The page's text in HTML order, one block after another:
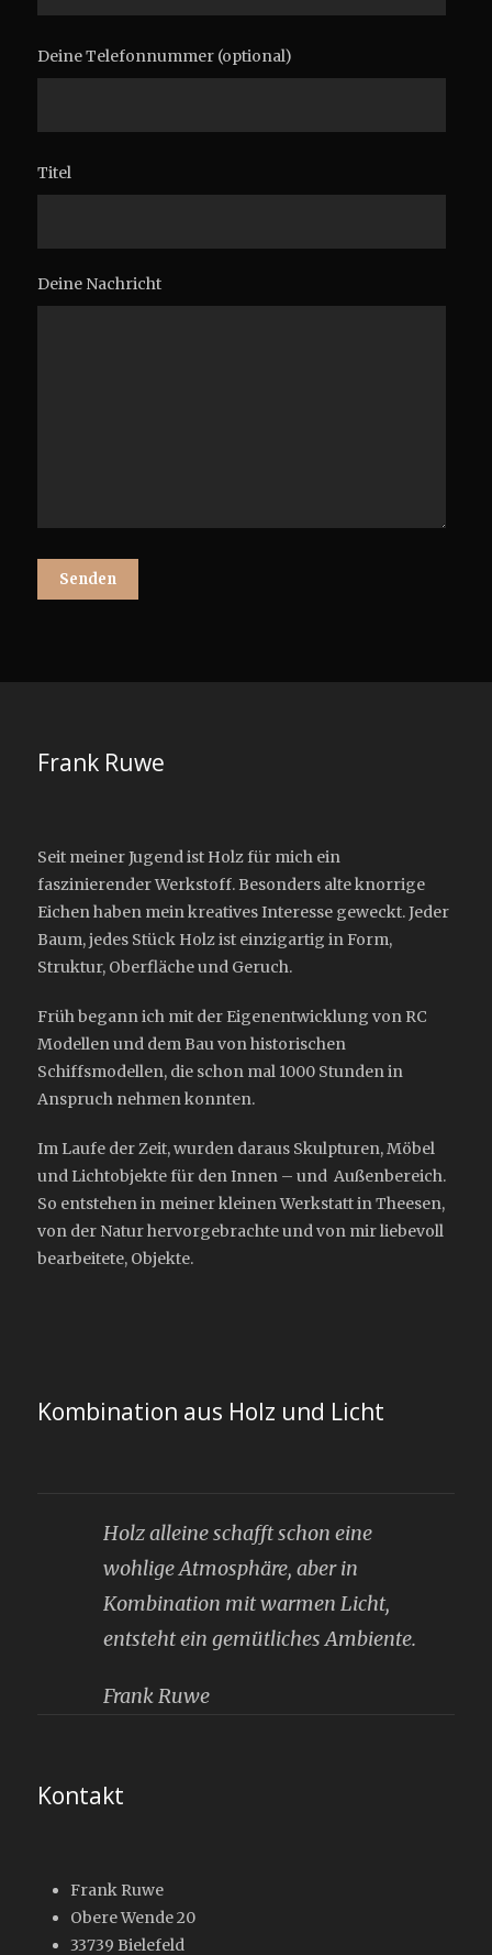
Deine Telefonnummer (optional)
Titel
Deine Nachricht
Frank Ruwe
Seit meiner Jugend ist Holz für mich ein
faszinierender Werkstoff. Besonders alte knorrige
Eichen haben mein kreatives Interesse geweckt. Jeder
Baum, jedes Stück Holz ist einzigartig in Form,
Struktur, Oberfläche und Geruch.
Früh begann ich mit der Eigenentwicklung von RC
Modellen und dem Bau von historischen
Schiffsmodellen, die schon mal 1000 Stunden in
Anspruch nehmen konnten.
Im Laufe der Zeit, wurden daraus Skulpturen, Möbel
und Lichtobjekte für den Innen – und Außenbereich.
So entstehen in meiner kleinen Werkstatt in Theesen,
von der Natur hervorgebrachte und von mir liebevoll
bearbeitete, Objekte.
Kombination aus Holz und Licht
Holz alleine schafft schon eine
wohlige Atmosphäre, aber in
Kombination mit warmen Licht,
entsteht ein gemütliches Ambiente.
Frank Ruwe
Kontakt
Frank Ruwe
Obere Wende 20
33739 Bielefeld